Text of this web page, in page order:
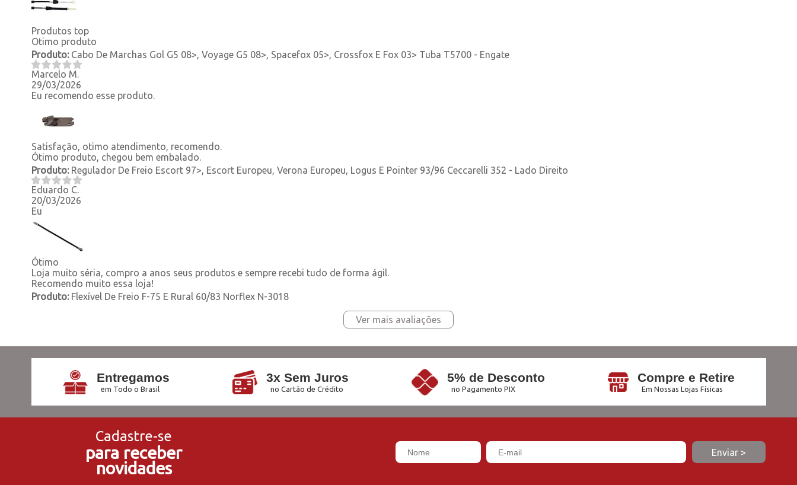
Produtos top
Otimo produto
Produto:Cabo De Marchas Gol G5 08>, Voyage G5 08>, Spacefox 05>, Crossfox E Fox 03> Tuba T5700 - Engate
Marcelo M.
29/03/2026
Eu recomendo esse produto.
Satisfação, otimo atendimento, recomendo.
Ótimo produto, chegou bem embalado.
Produto:Regulador De Freio Escort 97>, Escort Europeu, Verona Europeu, Logus E Pointer 93/96 Ceccarelli 352 - Lado Direito
Eduardo C.
20/03/2026
Eu
Ótimo
Loja muito séria, compro a anos seus produtos e sempre recebi tudo de forma ágil.
Recomendo muito essa loja!
Produto:Flexível De Freio F-75 E Rural 60/83 Norflex N-3018
Ver mais avaliações
Entregamos
em Todo o Brasil
3x Sem Juros
no Cartão de Crédito
5% de Desconto
no Pagamento PIX
Compre e Retire
Em Nossas Lojas Físicas
Cadastre-se
para receber
novidades